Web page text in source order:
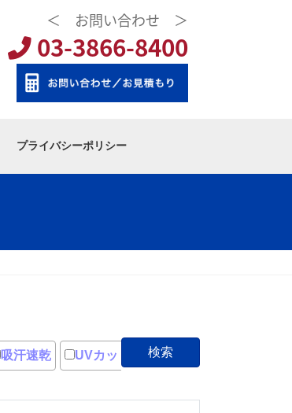
＜ お問い合わせ ＞
03-3866-8400
プライバシーポリシー
吸汗速乾 UVカット